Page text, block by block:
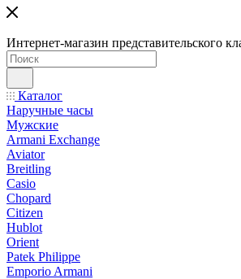
Интернет-магазин представительского
Каталог
Наручные часы
Мужские
Armani Exchange
Aviator
Breitling
Casio
Chopard
Citizen
Hublot
Orient
Patek Philippe
Emporio Armani